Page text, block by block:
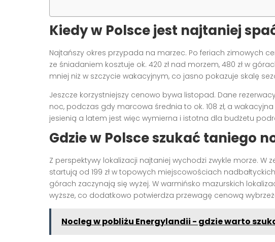
Kiedy w Polsce jest najtaniej
Najtańszy okres przypada na marzec. Po feriach zimowych
ze śniadaniem kosztuje ok. 420 zł nad morzem, 480 zł w
mniej niż w szczycie wakacyjnym, co jasno pokazuje skalę
Jeszcze korzystniejszy cenowo bywa listopad. Dane
noc, podczas gdy marcowa średnia to ok. 108 zł, a wakacyjna
jesienią a latem jest więc wymierna i istotna dla budżetu
Gdzie w Polsce szukać taniego
Z perspektywy lokalizacji najtaniej wychodzi zwykle morze.
startują od 199 zł w topowych miejscowościach
górach zaczynają się wyżej. W warmińsko mazurskich
wyższe, co dodatkowo potwierdza przewagę cenową
Nocleg w pobliżu Energylandii - gdzie warto